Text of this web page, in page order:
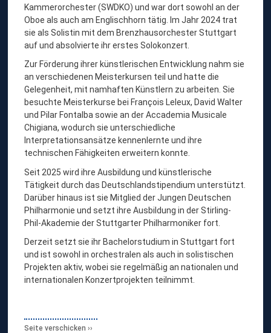
Kammerorchester (SWDKO) und war dort sowohl an der
Oboe als auch am Englischhorn tätig. Im Jahr 2024 trat
sie als Solistin mit dem Brenzhausorchester Stuttgart
auf und absolvierte ihr erstes Solokonzert.
Zur Förderung ihrer künstlerischen Entwicklung nahm sie
an verschiedenen Meisterkursen teil und hatte die
Gelegenheit, mit namhaften Künstlern zu arbeiten. Sie
besuchte Meisterkurse bei François Leleux, David Walter
und Pilar Fontalba sowie an der Accademia Musicale
Chigiana, wodurch sie unterschiedliche
Interpretationsansätze kennenlernte und ihre
technischen Fähigkeiten erweitern konnte.
Seit 2025 wird ihre Ausbildung und künstlerische
Tätigkeit durch das Deutschlandstipendium unterstützt.
Darüber hinaus ist sie Mitglied der Jungen Deutschen
Philharmonie und setzt ihre Ausbildung in der Stirling-
Phil-Akademie der Stuttgarter Philharmoniker fort.
Derzeit setzt sie ihr Bachelorstudium in Stuttgart fort
und ist sowohl in orchestralen als auch in solistischen
Projekten aktiv, wobei sie regelmäßig an nationalen und
internationalen Konzertprojekten teilnimmt.
Seite verschicken